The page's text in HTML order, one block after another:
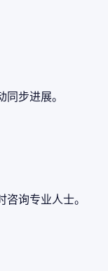
步进展。
询专业人士。